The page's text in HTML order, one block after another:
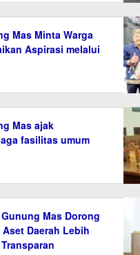
Mas Minta Warga
Aspirasi melalui
Mas ajak
fasilitas umum
Gunung Mas Dorong
Daerah Lebih